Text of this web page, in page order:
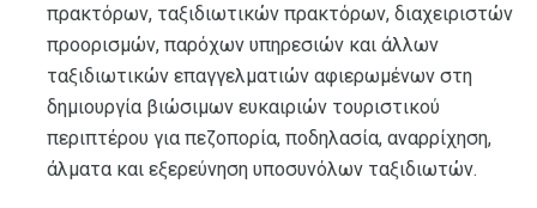
πρακτόρων, ταξιδιωτικών πρακτόρων, διαχειριστών
προορισμών, παρόχων υπηρεσιών και άλλων
ταξιδιωτικών επαγγελματιών αφιερωμένων στη
δημιουργία βιώσιμων ευκαιριών τουριστικού
περιπτέρου για πεζοπορία, ποδηλασία, αναρρίχηση,
άλματα και εξερεύνηση υποσυνόλων ταξιδιωτών.